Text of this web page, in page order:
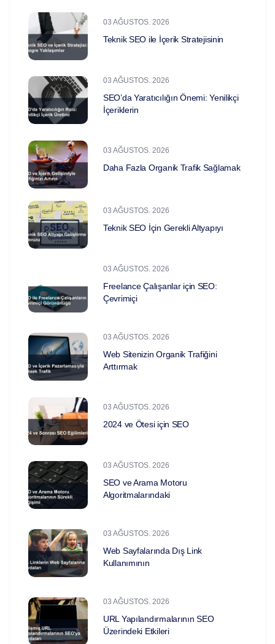
03 AĞUSTOS. 2026
Teknik SEO ile İçerik Stratejisinin
03 AĞUSTOS. 2026
SEO’da Yaratıcılığın Önemi: Yenilikçi
İçeriklerin
03 AĞUSTOS. 2026
Daha Fazla Organik Trafik Sağlamak
03 AĞUSTOS. 2026
Teknik SEO İçin Gerekli Altyapıyı
03 AĞUSTOS. 2026
Freelance Çalışanlar için SEO:
Çevrimiçi
03 AĞUSTOS. 2026
Web Sitenizin Organik Trafiğini
Arttırmak
03 AĞUSTOS. 2026
2024 ve Ötesi için SEO
03 AĞUSTOS. 2026
SEO ve Arama Motoru
Algoritmalarındaki
03 AĞUSTOS. 2026
Web Sayfalarında Dış Link
Kullanımının
03 AĞUSTOS. 2026
URL Yapılandırmalarının SEO
Üzerindeki Etkileri